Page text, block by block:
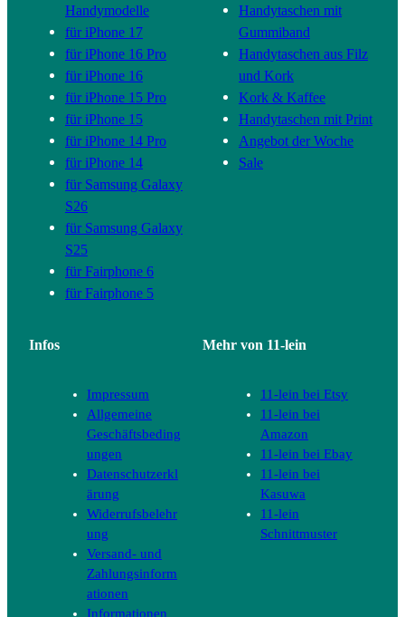
Handymodelle
für iPhone 17
für iPhone 16 Pro
für iPhone 16
für iPhone 15 Pro
für iPhone 15
für iPhone 14 Pro
für iPhone 14
für Samsung Galaxy
S26
für Samsung Galaxy
S25
für Fairphone 6
für Fairphone 5
Handytaschen mit
Gummiband
Handytaschen aus Filz
und Kork
Kork & Kaffee
Handytaschen mit Print
Angebot der Woche
Sale
Infos
Impressum
Allgemeine
Geschäftsbeding
ungen
Datenschutzerkl
ärung
Widerrufsbelehr
ung
Versand- und
Zahlungsinform
ationen
Informationen
Mehr von 11-lein
11-lein bei Etsy
11-lein bei
Amazon
11-lein bei Ebay
11-lein bei
Kasuwa
11-lein
Schnittmuster